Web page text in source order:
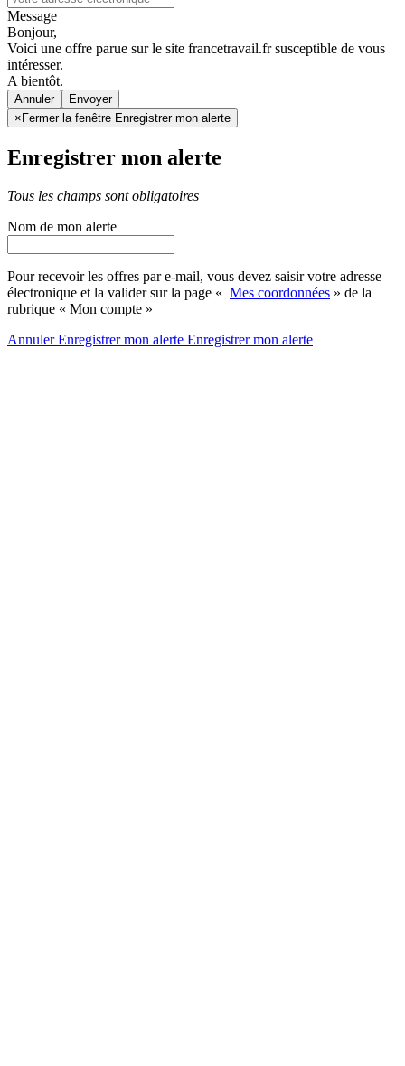
Message
Bonjour,
Voici une offre parue sur le site francetravail.fr susceptible de vous
intéresser.
A bientôt.
Annuler
× Fermer la fenêtre Enregistrer mon alerte
Enregistrer mon alerte
Tous les champs sont obligatoires
Nom de mon alerte
Pour recevoir les offres par e-mail, vous devez saisir votre adresse
électronique et la valider sur la page « Mes coordonnées » de la
rubrique « Mon compte »
AnnulerEnregistrer mon alerte Enregistrermon alerte